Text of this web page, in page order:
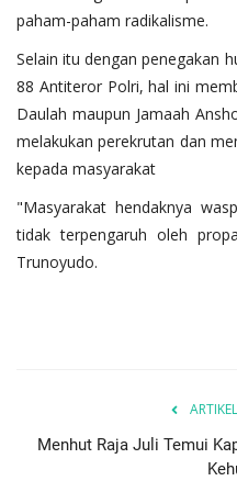
paham-paham radikalisme.
Selain itu dengan penegakan
88 Antiteror Polri, hal ini
Daulah maupun Jamaah
melakukan perekrutan dan
kepada masyarakat
"Masyarakat hendaknya
tidak terpengaruh oleh
Trunoyudo.
Menhut Raja Juli Temui